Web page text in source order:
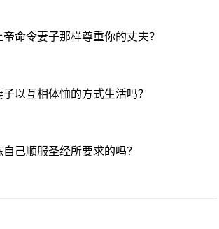
帝命令妻子那样尊重你的丈夫？
子以互相体恤的方式生活吗？
自己顺服圣经所要求的吗？